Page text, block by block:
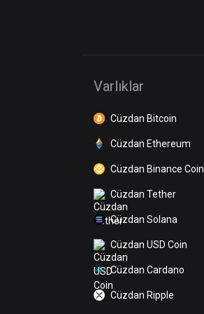
Varlıklar
Cüzdan Bitcoin
Cüzdan Ethereum
Cüzdan Binance Coin
Cüzdan Tether
Cüzdan Solana
Cüzdan USD Coin
Cüzdan Cardano
Cüzdan Ripple